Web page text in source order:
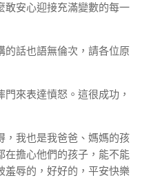
敢安心迎接充滿變數的每一
的話也語無倫次，請各位原
來表達憤怒。這很成功，
，我也是我爸爸、媽媽的孩
在擔心他們的孩子，能不能
羞辱的，好好的，平安快樂